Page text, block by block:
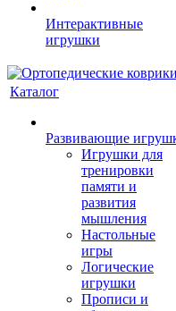
Интерактивные
игрушки
Каталог
Развивающие
Игрушки для
тренировки
памяти и
развития
мышления
Настольные
игры
Логические
игрушки
Прописи и